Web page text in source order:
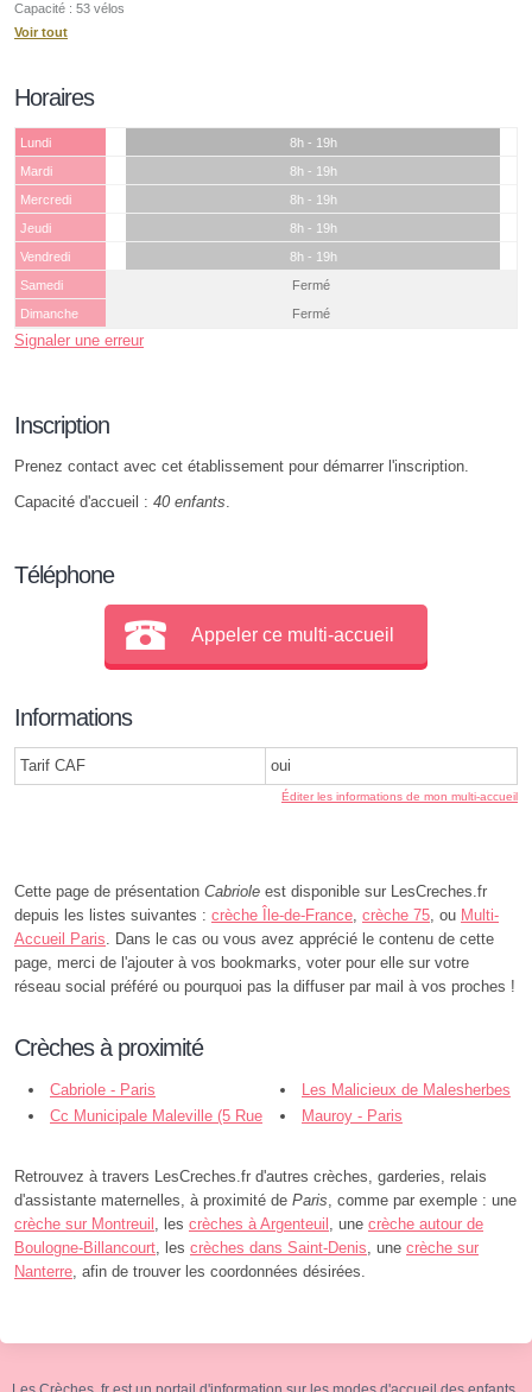
Capacité : 53 vélos
Voir tout
Horaires
Lundi
8h - 19h
Mardi
8h - 19h
Mercredi
8h - 19h
Jeudi
8h - 19h
Vendredi
8h - 19h
Samedi
Fermé
Dimanche
Fermé
Signaler une erreur
Inscription
Prenez contact avec cet établissement pour démarrer l'inscription.
Capacité d'accueil : 40 enfants.
Téléphone
Appeler ce multi-accueil
Informations
Tarif CAF oui
Éditer les informations de mon multi-accueil
Cette page de présentation Cabriole est disponible sur LesCreches.fr
depuis les listes suivantes : crèche Île-de-France, crèche 75, ou Multi-
Accueil Paris. Dans le cas ou vous avez apprécié le contenu de cette
page, merci de l'ajouter à vos bookmarks, voter pour elle sur votre
réseau social préféré ou pourquoi pas la diffuser par mail à vos proches !
Crèches à proximité
Cabriole - Paris
Les Malicieux de Malesherbes
- Paris
Cc Municipale Maleville (5 Rue
Mauroy - Paris
Retrouvez à travers LesCreches.fr d'autres crèches, garderies, relais
d'assistante maternelles, à proximité de Paris, comme par exemple : une
crèche sur Montreuil , les crèches à Argenteuil , une crèche autour de
Boulogne-Billancourt, les crèches dans Saint-Denis, une crèche sur
Nanterre, afin de trouver les coordonnées désirées.